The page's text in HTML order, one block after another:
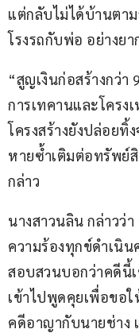
แต่กลับไม่ได้บ้านตา
โรงรถกับพ่อ อย่างยา
“สูญเงินก่อสร้างกว่า
การเทคานและโครง
โครงสร้างยังปล่อยทิ้
หายซ้ำเติมต่อทรัพย์
กล่าว
นางสาวนลิน กล่าวว่
ความร้องทุกข์ดำเนิ
สอบสวนบอกว่าคดีนี้
เข้าไปพูดคุยเพื่อขอ
คดีอาญากับนายช่าง